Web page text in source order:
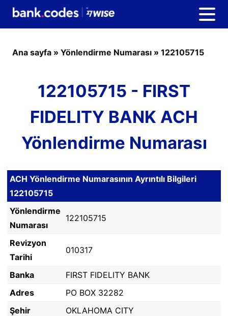
Ana sayfa » Yönlendirme Numarası » 122105715
122105715 - FIRST
FIDELITY BANK ACH
Yönlendirme Numarası
ACH Yönlendirme Numarasının Ayrıntılı Bilgileri
122105715
Yönlendirme
Numarası
122105715
Revizyon
Tarihi
010317
Banka
FIRST FIDELITY BANK
Adres
PO BOX 32282
Şehir
OKLAHOMA CITY